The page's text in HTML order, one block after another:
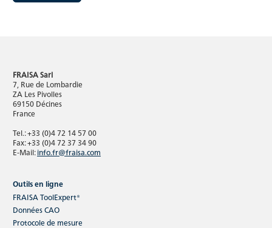
FRAISA Sarl
7, Rue de Lombardie
ZA Les Pivolles
69150 Décines
France
Tel.: +33 (0)4 72 14 57 00
Fax: +33 (0)4 72 37 34 90
E-Mail:info.fr@fraisa.com
Outils en ligne
FRAISA ToolExpert®
Données CAO
Protocole de mesure